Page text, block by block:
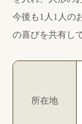
今後も1人1人の
の喜びを共有し
所在地